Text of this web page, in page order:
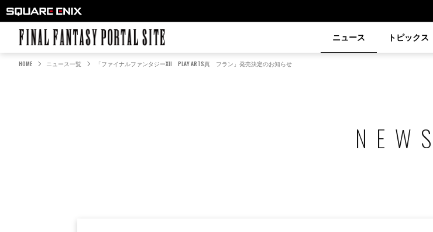
ニュース トピックス
HOME ニュース一覧 「ファイナルファンタジーXII PLAY ARTS真 フラン」発売決定のお知らせ
NEWS